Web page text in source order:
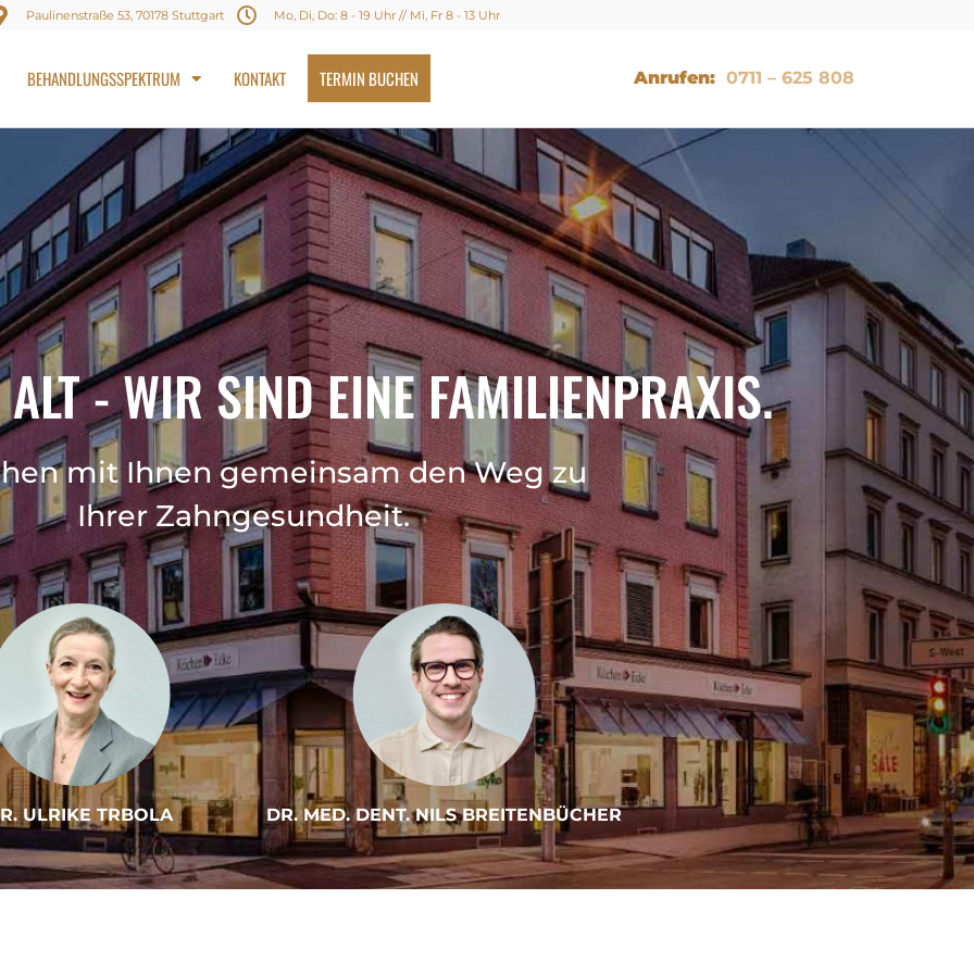
Paulinenstraße 53, 70178 Stuttgart Mo, Di, Do: 8 - 19 Uhr // Mi, Fr 8 - 13 Uhr
BEHANDLUNGSSPEKTRUM KONTAKT TERMIN BUCHEN Anrufen:0711 – 625 808
- WIR SIND EINE FAMILIENPRAXIS.
mit Ihnen gemeinsam den Weg zu
Ihrer Zahngesundheit.
ULRIKE TRBOLA DR. MED. DENT. NILS BREITENBÜCHER